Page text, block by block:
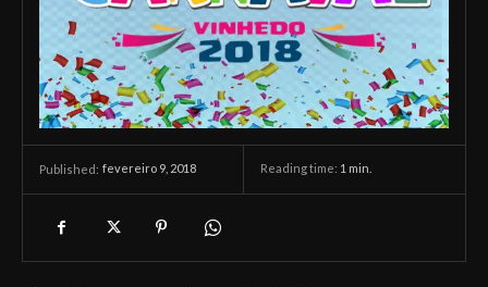
Published: fevereiro 9, 2018 Reading time: 1 min.